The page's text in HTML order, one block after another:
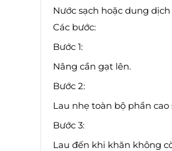
Nước sạch hoặc dung
Các bước:
Bước 1:
Nâng cần gạt lên.
Bước 2:
Lau nhẹ toàn bộ phần cao
Bước 3:
Lau đến khi khăn không